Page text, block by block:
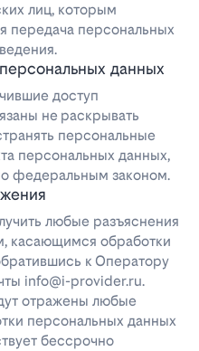
лиц, которым
передача персональных
данных
доступ
не раскрывать
персональные
персональных данных,
федеральным законом.
любые разъяснения
касающимся обработки
к Оператору
info@i-provider.ru.
отражены любые
персональных данных
бессрочно